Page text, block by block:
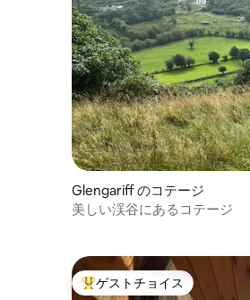
Glengariff のコテージ
美しい渓谷にあるコテージ
大好評のゲストチョイスです。
ゲストチョイス